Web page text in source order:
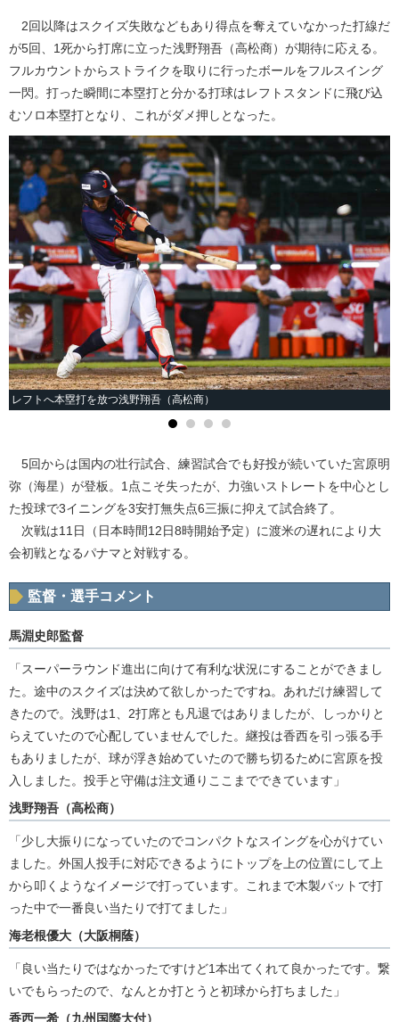
2回以降はスクイズ失敗などもあり得点を奪えていなかった打線だ
が5回、1死から打席に立った浅野翔吾（高松商）が期待に応える。
フルカウントからストライクを取りに行ったボールをフルスイング
一閃。打った瞬間に本塁打と分かる打球はレフトスタンドに飛び込
むソロ本塁打となり、これがダメ押しとなった。
レフトへ本塁打を放つ浅野翔吾（高松商）
5回からは国内の壮行試合、練習試合でも好投が続いていた宮原明
弥（海星）が登板。1点こそ失ったが、力強いストレートを中心とし
た投球で3イニングを3安打無失点6三振に抑えて試合終了。
次戦は11日（日本時間12日8時開始予定）に渡米の遅れにより大
会初戦となるパナマと対戦する。
監督・選手コメント
馬淵史郎監督
「スーパーラウンド進出に向けて有利な状況にすることができまし
た。途中のスクイズは決めて欲しかったですね。あれだけ練習して
きたので。浅野は1、2打席とも凡退ではありましたが、しっかりと
らえていたので心配していませんでした。継投は香西を引っ張る手
もありましたが、球が浮き始めていたので勝ち切るために宮原を投
入しました。投手と守備は注文通りここまでできています」
浅野翔吾（高松商）
「少し大振りになっていたのでコンパクトなスイングを心がけてい
ました。外国人投手に対応できるようにトップを上の位置にして上
から叩くようなイメージで打っています。これまで木製バットで打
った中で一番良い当たりで打てました」
海老根優大（大阪桐蔭）
「良い当たりではなかったですけど1本出てくれて良かったです。繋
いでもらったので、なんとか打とうと初球から打ちました」
香西一希（九州国際大付）